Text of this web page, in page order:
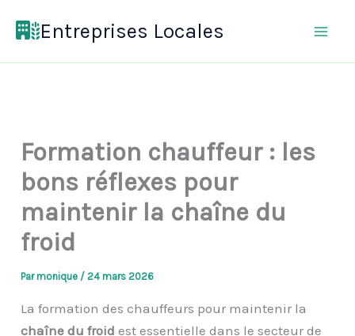
Entreprises Locales
Formation chauffeur : les
bons réflexes pour
maintenir la chaîne du
froid
Parmonique /24 mars 2026
La formation des chauffeurs pour maintenir la
chaîne du froidest essentielle dans le secteur de